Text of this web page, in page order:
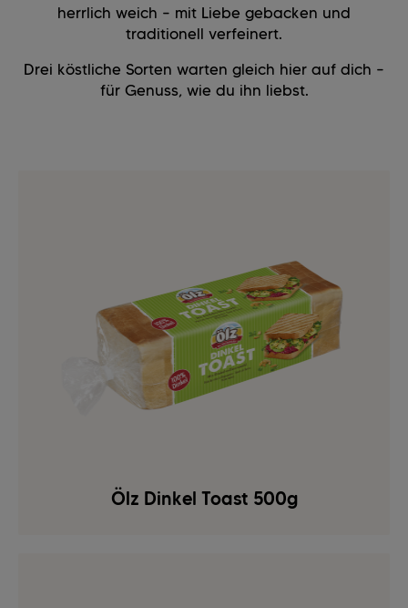
herrlich weich – mit Liebe gebacken und
traditionell verfeinert.
Drei köstliche Sorten warten gleich hier auf dich –
für Genuss, wie du ihn liebst.
Ölz Dinkel Toast 500g